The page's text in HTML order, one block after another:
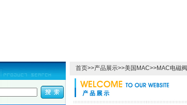
首页>>产品展示>>美国MAC>>MAC电磁阀